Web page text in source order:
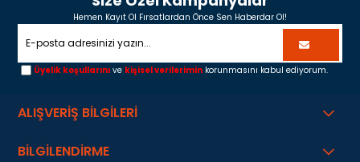
Hemen Kayıt Ol Fırsatlardan Önce Sen Haberdar Ol!
Üyelik koşullarını ve kişisel verilerimin korunmasını kabul ediyorum.
ALIŞVERİŞ BİLGİLERİ
BİLGİLENDİRME